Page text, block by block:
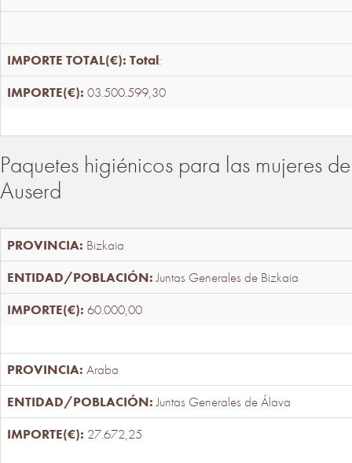
Total:
03.500.599,30
Paquetes higiénicos para las mujeres
Auserd
Bizkaia
Juntas Generales de Bizkaia
60.000,00
Araba
Juntas Generales de Álava
27.672,25